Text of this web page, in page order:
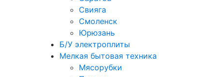
Свияга
Смоленск
Юрюзань
Б/У электроплиты
Мелкая бытовая техника
Мясорубки